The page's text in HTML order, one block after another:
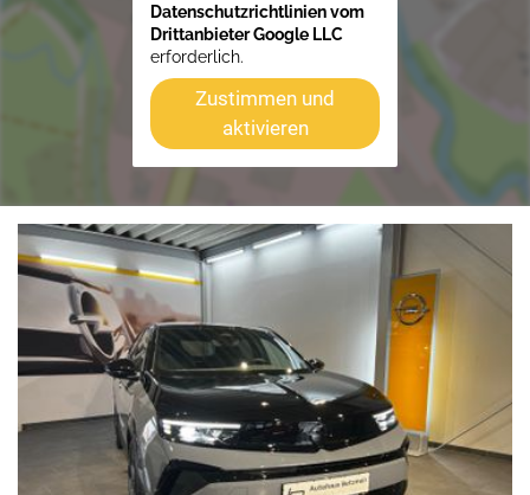
Datenschutzrichtlinien vom
Drittanbieter Google LLC
erforderlich.
Zustimmen und
aktivieren